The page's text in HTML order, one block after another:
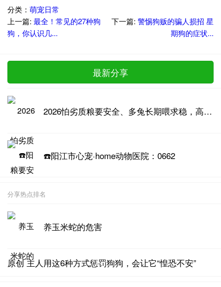
分类： 萌宠日常
上一篇: 最全！常见的27种狗
狗，你认识几...
下一篇: 警惕狗贩的骗人损招 星
期狗的症状...
最新分享
2026怕劣质粮要安全、多兔长期喂求稳，高品质兔粮推荐
☎️阳江市心宠·home动物医院：0662
分享热点排名
养玉米蛇的危害
原创 主人用这6种方式惩罚狗狗，会让它“惶恐不安”